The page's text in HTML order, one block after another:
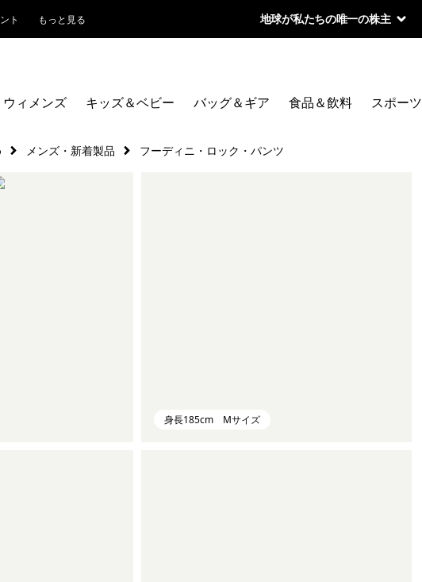
ト もっと見る 地球が私たちの唯一の株主
ウィメンズ キッズ＆ベビー バッグ＆ギア 食品＆飲料 スポーツ
メンズ・新着製品 フーディニ・ロック・パンツ
身長185cm Mサイズ